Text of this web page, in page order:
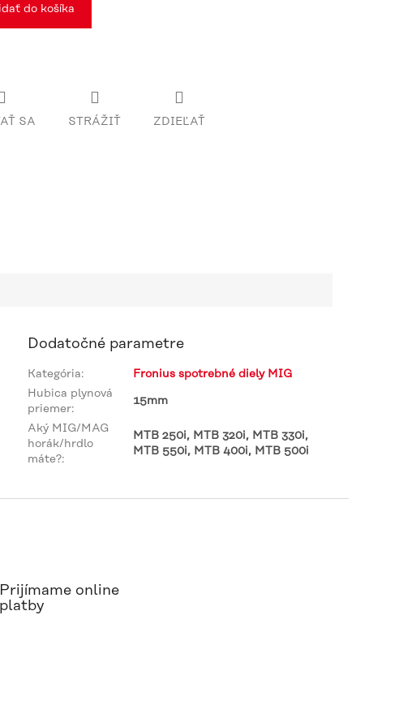
do košíka
SA STRÁŽIŤ ZDIEĽAŤ
Dodatočné parametre
Kategória:
Fronius spotrebné diely MIG
Hubica plynová
priemer:
15mm
Aký MIG/MAG
horák/hrdlo
máte?:
MTB 250i, MTB 320i, MTB 330i,
MTB 550i, MTB 400i, MTB 500i
Prijímame online
platby